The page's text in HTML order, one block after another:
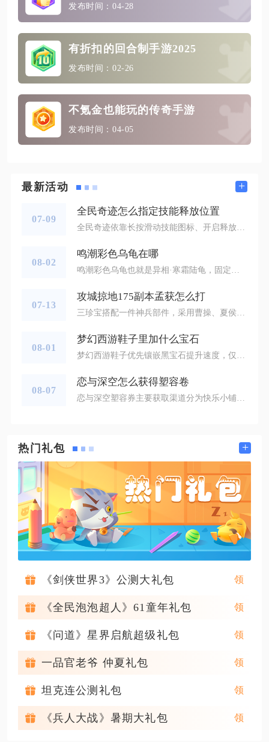
发布时间：04-28
有折扣的回合制手游2025
发布时间：02-26
不氪金也能玩的传奇手游
发布时间：04-05
最新活动 +
07-09
全民奇迹怎么指定技能释放位置
08-02
鸣潮彩色乌龟在哪
07-13
攻城掠地175副本孟获怎么打
08-01
梦幻西游鞋子里加什么宝石
梦幻西游鞋子优先镶嵌黑宝石提升速度，仅少数特殊战术玩法才考虑神秘石或者属性吸收宝石，绝大多数门派任务、PK场景都以黑宝石为核心选择。鞋子部位能够打的宝石种类并不多，黑宝石每一级可以为角色增加8点速度，速度直接决定回合出手顺序，不管是日常刷副本抓鬼，还是比武、帮战的对抗环节，出手权都会极大左右整场战斗的走向，这也是黑宝石成为鞋子首选宝石的根本原因。封系、辅助门派对于鞋子黑宝石锻数要求最高，封系争夺一速，辅助需要快过己方输出单位完成加血、解封、增伤等操作，鞋子的宝石锻数会直接影响
08-07
恋与深空怎么获得塑容卷
恋与深空塑容券主要获取渠道分为快乐小铺每月兑换、商城钻石直购、各类限时活动奖励三大途径，优先兑换快乐小铺月度道具是性价比最高的获取方式。塑容券也就是Evol塑容券，是修改主角容貌的专属道具，初次创建角色拥有免费捏脸机会，后续调整五官、妆容、脸型都需要消耗该道具，不少玩家容易忽略低成本获取渠道，盲目消耗钻石直接购买。快乐小铺是稳定免费获取塑容券的核心渠道，商店内每月刷新一张塑容券，消耗300快乐巧克力即可兑换，每月限购一次。快乐巧克力可以通过参与喵喵牌对局、照相馆互动、抓娃娃机
热门礼包 +
《剑侠世界3》公测大礼包
《全民泡泡超人》61童年礼包
《问道》星界启航超级礼包
一品官老爷 仲夏礼包
坦克连公测礼包
《兵人大战》暑期大礼包